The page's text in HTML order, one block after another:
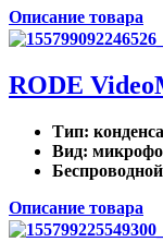
Описание товара
RODE
Тип:
Вид:
Описание товара